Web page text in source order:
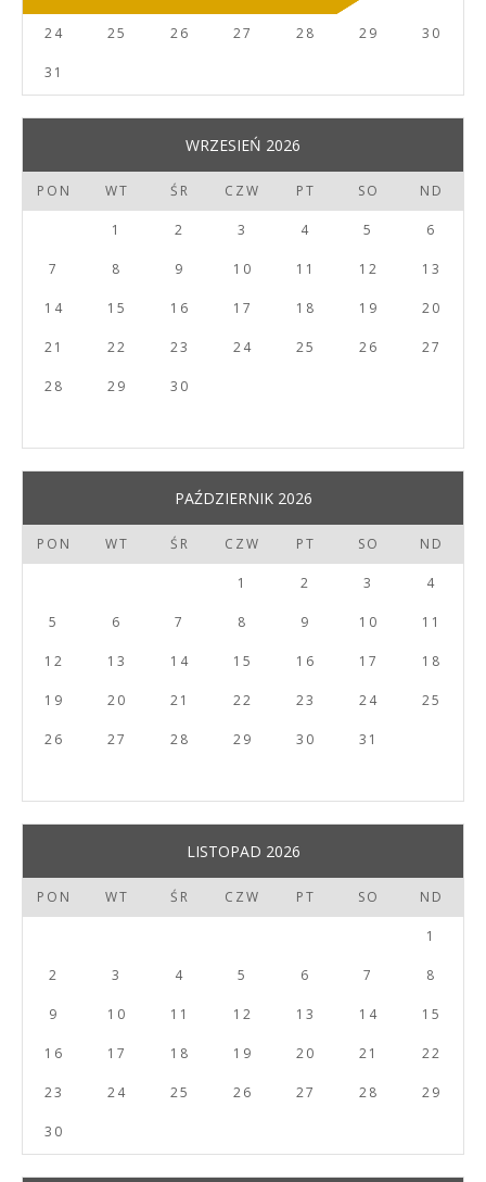
24 25 26 27 28 29 30
31
WRZESIEŃ 2026
PON WT ŚR CZW PT SO ND
1 2 3 4 5 6
7 8 9 10 11 12 13
14 15 16 17 18 19 20
21 22 23 24 25 26 27
28 29 30
PAŹDZIERNIK 2026
PON WT ŚR CZW PT SO ND
1 2 3 4
5 6 7 8 9 10 11
12 13 14 15 16 17 18
19 20 21 22 23 24 25
26 27 28 29 30 31
LISTOPAD 2026
PON WT ŚR CZW PT SO ND
1
2 3 4 5 6 7 8
9 10 11 12 13 14 15
16 17 18 19 20 21 22
23 24 25 26 27 28 29
30